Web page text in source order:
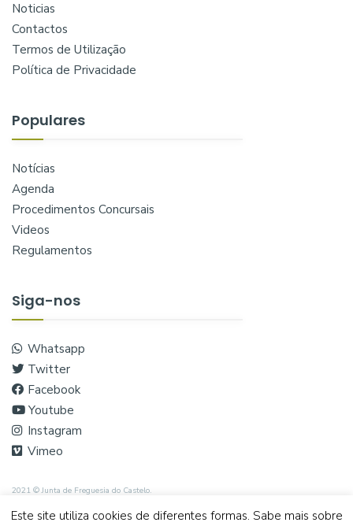
Noticias
Contactos
Termos de Utilização
Política de Privacidade
Populares
Notícias
Agenda
Procedimentos Concursais
Videos
Regulamentos
Siga-nos
Whatsapp
Twitter
Facebook
Youtube
Instagram
Vimeo
2021 © Junta de Freguesia do Castelo.
Este site utiliza cookies de diferentes formas. Sabe mais sobre